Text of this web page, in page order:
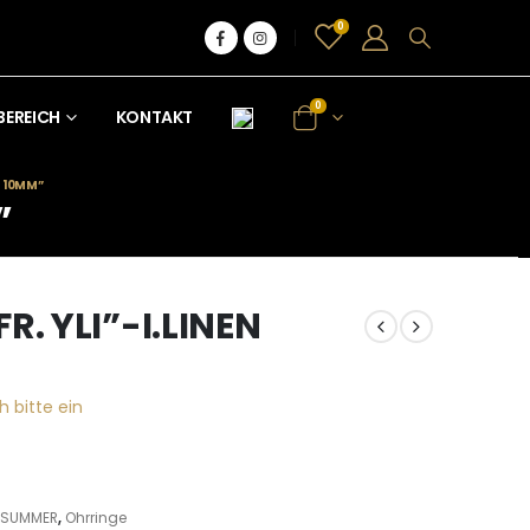
0
KONTAKT
0
10MM”
YLI”-I.LINEN
bitte ein
, Ohrringe